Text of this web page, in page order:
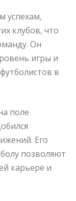
успехам,
клубов, что
Он
игры и
в
поле
Его
позволяют
карьере и